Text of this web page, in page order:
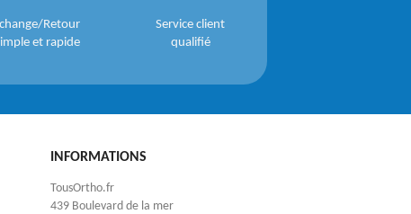
Retour
et rapide
Service client
qualifié
INFORMATIONS
TousOrtho.fr
439 Boulevard de la mer